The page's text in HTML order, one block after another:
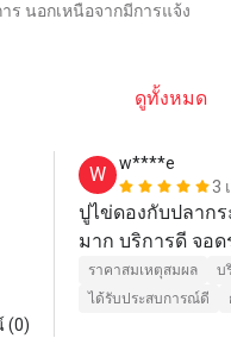
ร นอกเหนือจากมีการแจ้ง
ดูทั้งหมด
(0)
W
w****e
3
ปูไข่ดองกับปลาก
มาก บริการดี จอ
ราคาสมเหตุสมผล
บ
ได้รับประสบการณ์ดี